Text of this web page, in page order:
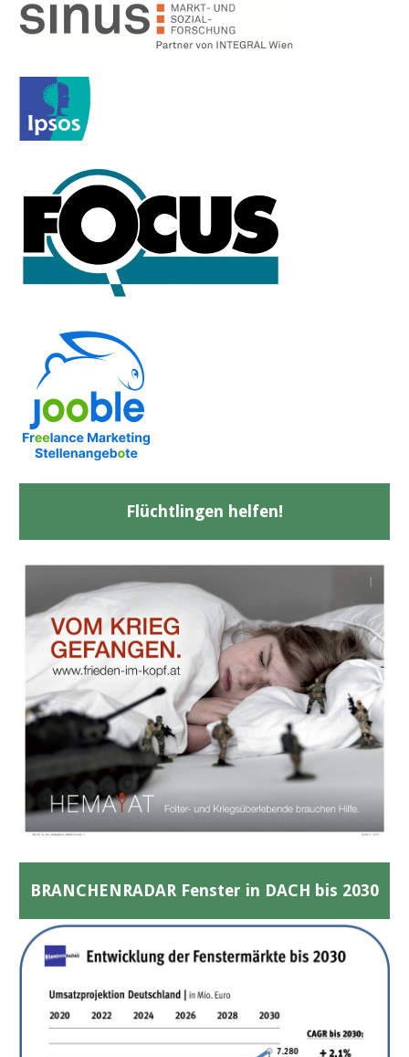
Flüchtlingen helfen!
BRANCHENRADAR Fenster in DACH bis 2030